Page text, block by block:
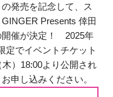
発売を記念して、ス
Presents 倖田
開催が決定！ 2025年
定でイベントチケット
）18:00より公開され
申し込みください。